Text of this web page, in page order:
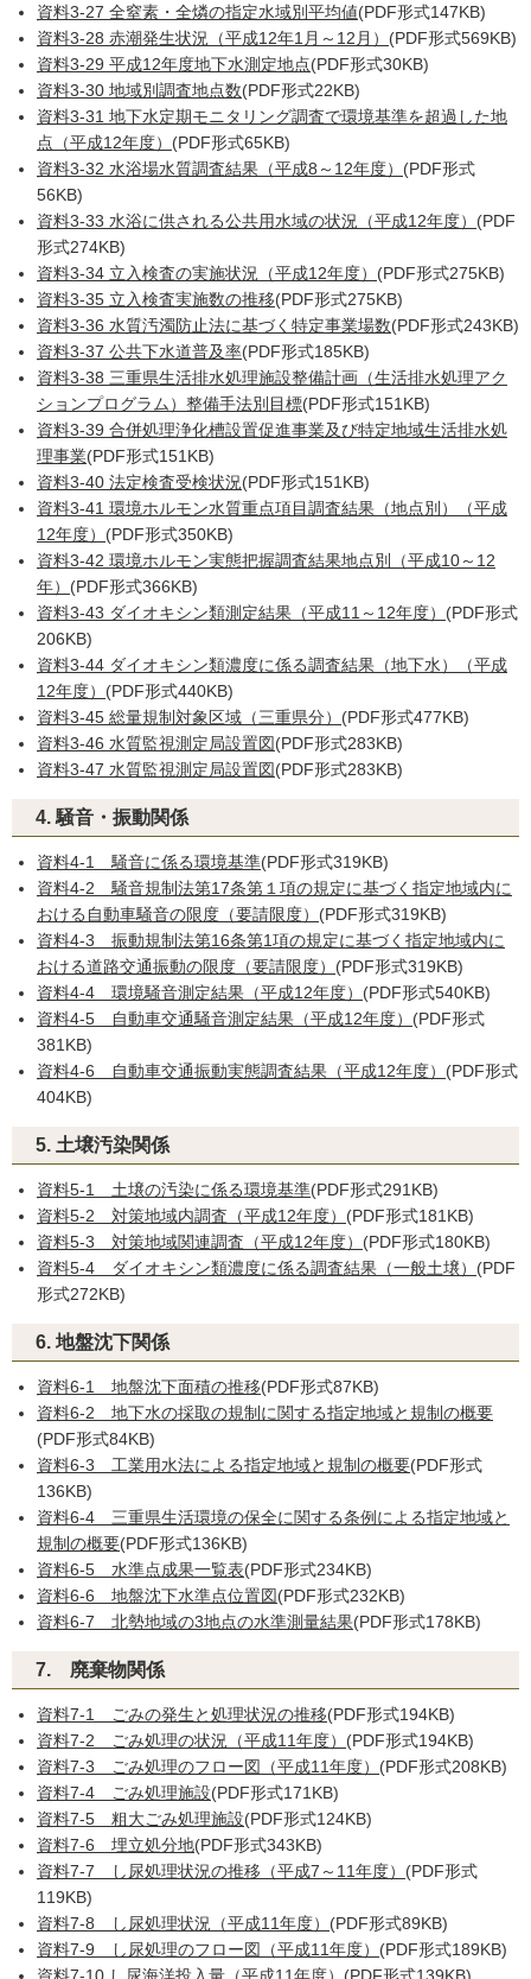
資料3-27 全窒素・全燐の指定水域別平均値(PDF形式147KB)
資料3-28 赤潮発生状況（平成12年1月～12月） (PDF形式569KB)
資料3-29 平成12年度地下水測定地点(PDF形式30KB)
資料3-30 地域別調査地点数(PDF形式22KB)
資料3-31 地下水定期モニタリング調査で環境基準を超過した地
点（平成12年度） (PDF形式65KB)
資料3-32 水浴場水質調査結果（平成8～12年度） (PDF形式
56KB)
資料3-33 水浴に供される公共用水域の状況（平成12年度） (PDF
形式274KB)
資料3-34 立入検査の実施状況（平成12年度） (PDF形式275KB)
資料3-35 立入検査実施数の推移(PDF形式275KB)
資料3-36 水質汚濁防止法に基づく特定事業場数(PDF形式243KB)
資料3-37 公共下水道普及率(PDF形式185KB)
資料3-38 三重県生活排水処理施設整備計画（生活排水処理アク
ションプログラム）整備手法別目標(PDF形式151KB)
資料3-39 合併処理浄化槽設置促進事業及び特定地域生活排水処
理事業(PDF形式151KB)
資料3-40 法定検査受検状況(PDF形式151KB)
資料3-41 環境ホルモン水質重点項目調査結果（地点別）（平成
12年度） (PDF形式350KB)
資料3-42 環境ホルモン実態把握調査結果地点別（平成10～12
年） (PDF形式366KB)
資料3-43 ダイオキシン類測定結果（平成11～12年度） (PDF形式
206KB)
資料3-44 ダイオキシン類濃度に係る調査結果（地下水）（平成
12年度） (PDF形式440KB)
資料3-45 総量規制対象区域（三重県分） (PDF形式477KB)
資料3-46 水質監視測定局設置図(PDF形式283KB)
資料3-47 水質監視測定局設置図(PDF形式283KB)
4. 騒音・振動関係
資料4-1 騒音に係る環境基準(PDF形式319KB)
資料4-2 騒音規制法第17条第１項の規定に基づく指定地域内に
おける自動車騒音の限度（要請限度） (PDF形式319KB)
資料4-3 振動規制法第16条第1項の規定に基づく指定地域内に
おける道路交通振動の限度（要請限度） (PDF形式319KB)
資料4-4 環境騒音測定結果（平成12年度） (PDF形式540KB)
資料4-5 自動車交通騒音測定結果（平成12年度） (PDF形式
381KB)
資料4-6 自動車交通振動実態調査結果（平成12年度） (PDF形式
404KB)
5. 土壌汚染関係
資料5-1 土壌の汚染に係る環境基準(PDF形式291KB)
資料5-2 対策地域内調査（平成12年度） (PDF形式181KB)
資料5-3 対策地域関連調査（平成12年度） (PDF形式180KB)
資料5-4 ダイオキシン類濃度に係る調査結果（一般土壌） (PDF
形式272KB)
6. 地盤沈下関係
資料6-1 地盤沈下面積の推移(PDF形式87KB)
資料6-2 地下水の採取の規制に関する指定地域と規制の概要
(PDF形式84KB)
資料6-3 工業用水法による指定地域と規制の概要(PDF形式
136KB)
資料6-4 三重県生活環境の保全に関する条例による指定地域と
規制の概要(PDF形式136KB)
資料6-5 水準点成果一覧表(PDF形式234KB)
資料6-6 地盤沈下水準点位置図(PDF形式232KB)
資料6-7 北勢地域の3地点の水準測量結果(PDF形式178KB)
7. 廃棄物関係
資料7-1 ごみの発生と処理状況の推移(PDF形式194KB)
資料7-2 ごみ処理の状況（平成11年度） (PDF形式194KB)
資料7-3 ごみ処理のフロー図（平成11年度） (PDF形式208KB)
資料7-4 ごみ処理施設(PDF形式171KB)
資料7-5 粗大ごみ処理施設(PDF形式124KB)
資料7-6 埋立処分地(PDF形式343KB)
資料7-7 し尿処理状況の推移（平成7～11年度） (PDF形式
119KB)
資料7-8 し尿処理状況（平成11年度） (PDF形式89KB)
資料7-9 し尿処理のフロー図（平成11年度） (PDF形式189KB)